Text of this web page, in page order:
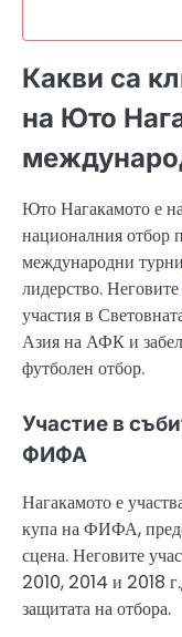
Какви са
на Юто
Юто Нагакамото е
националния отбор
международни
лидерство. Неговите
участия в
Азия на АФК и
футболен отбор.
Участие в
ФИФА
Нагакамото е
купа на ФИФА,
сцена. Неговите
2010, 2014 и 2018
защитата на отбора.